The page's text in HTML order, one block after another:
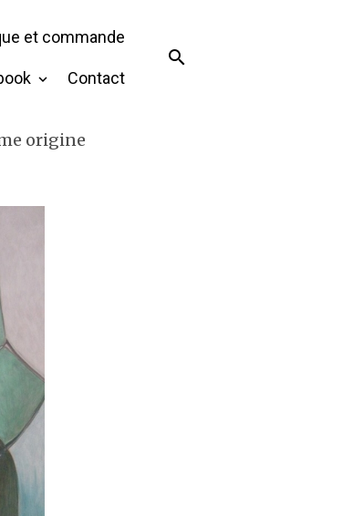
et commande
Contact
origine